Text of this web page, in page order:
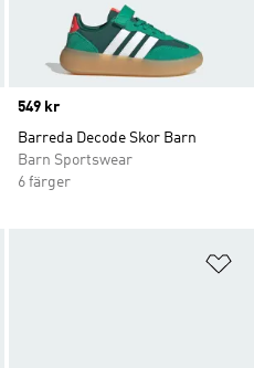
Price
549 kr
Barreda Decode Skor Barn
Barn Sportswear
6 färger